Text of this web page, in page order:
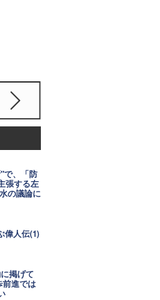
で、「防
張する左
の議論に
偉人伝(1)
掲げて
進では